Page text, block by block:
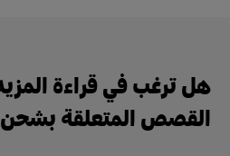
هل ترغب في قراءة
القصص المتعلقة بشحن